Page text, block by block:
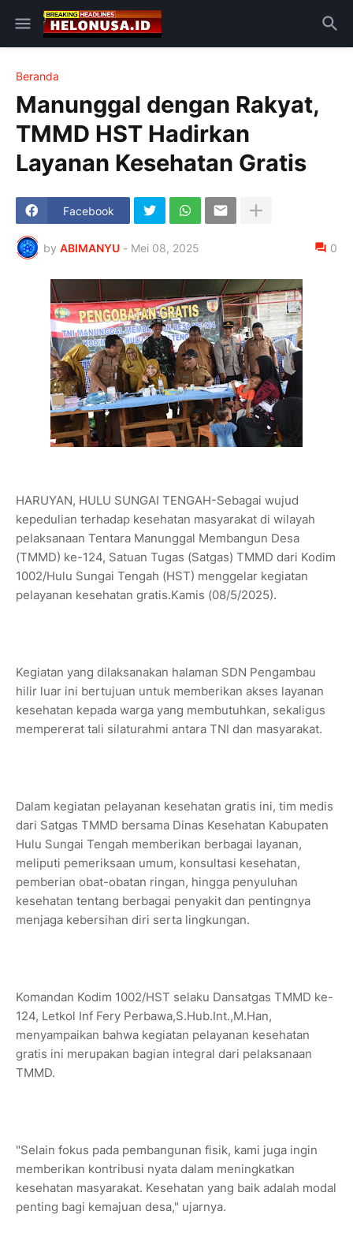
Beranda
Manunggal dengan Rakyat,
TMMD HST Hadirkan
Layanan Kesehatan Gratis
Facebook
by ABIMANYU - Mei 08, 2025 0
HARUYAN, HULU SUNGAI TENGAH-Sebagai wujud
kepedulian terhadap kesehatan masyarakat di wilayah
pelaksanaan Tentara Manunggal Membangun Desa
(TMMD) ke-124, Satuan Tugas (Satgas) TMMD dari Kodim
1002/Hulu Sungai Tengah (HST) menggelar kegiatan
pelayanan kesehatan gratis.Kamis (08/5/2025).
Kegiatan yang dilaksanakan halaman SDN Pengambau
hilir luar ini bertujuan untuk memberikan akses layanan
kesehatan kepada warga yang membutuhkan, sekaligus
mempererat tali silaturahmi antara TNI dan masyarakat.
Dalam kegiatan pelayanan kesehatan gratis ini, tim medis
dari Satgas TMMD bersama Dinas Kesehatan Kabupaten
Hulu Sungai Tengah memberikan berbagai layanan,
meliputi pemeriksaan umum, konsultasi kesehatan,
pemberian obat-obatan ringan, hingga penyuluhan
kesehatan tentang berbagai penyakit dan pentingnya
menjaga kebersihan diri serta lingkungan.
Komandan Kodim 1002/HST selaku Dansatgas TMMD ke-
124, Letkol Inf Fery Perbawa,S.Hub.Int.,M.Han,
menyampaikan bahwa kegiatan pelayanan kesehatan
gratis ini merupakan bagian integral dari pelaksanaan
TMMD.
"Selain fokus pada pembangunan fisik, kami juga ingin
memberikan kontribusi nyata dalam meningkatkan
kesehatan masyarakat. Kesehatan yang baik adalah modal
penting bagi kemajuan desa," ujarnya.